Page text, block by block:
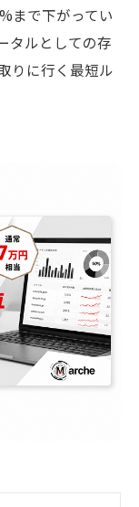
まで下がってい
タルとしての存
りに行く最短ル